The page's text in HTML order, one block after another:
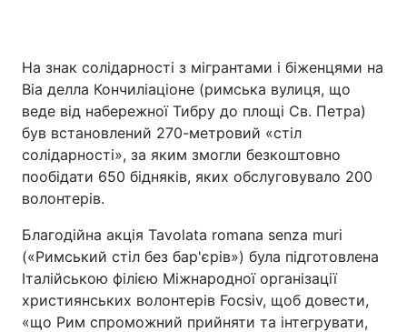
На знак солідарності з мігрантами і біженцями на
Віа делла Кончиліаціоне (римська вулиця, що
веде від набережної Тибру до площі Св. Петра)
був встановлений 270-метровий «стіл
солідарності», за яким змогли безкоштовно
пообідати 650 бідняків, яких обслуговувало 200
волонтерів.
Благодійна акція Tavolata romana senza muri
(«Римський стіл без бар'єрів») була підготовлена
Італійською філією Міжнародної організації
християнських волонтерів Focsiv, щоб довести,
«що Рим спроможний прийняти та інтегрувати,